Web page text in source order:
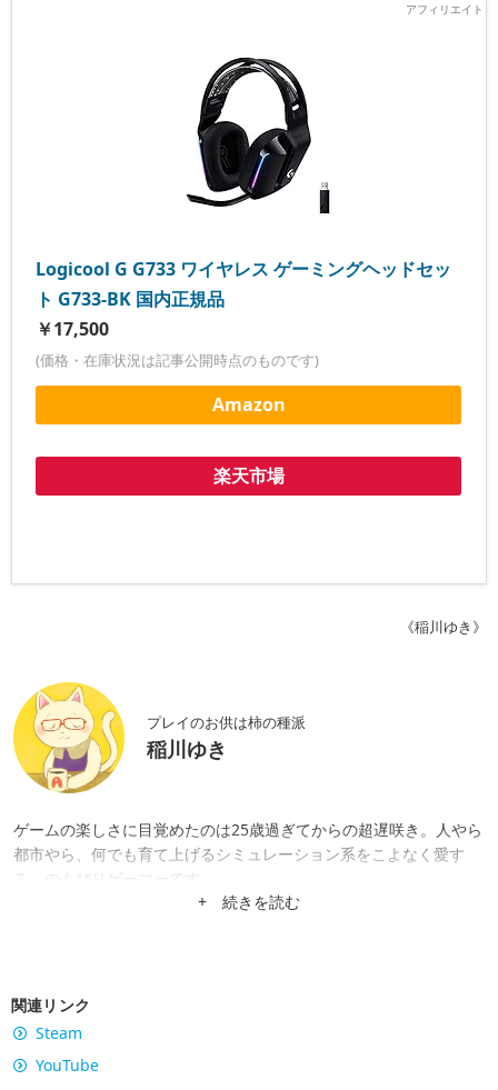
Logicool G G733 ワイヤレス ゲーミングヘッドセッ
ト G733-BK 国内正規品
￥17,500
(価格・在庫状況は記事公開時点のものです)
Amazon
楽天市場
《稲川ゆき》
プレイのお供は柿の種派
稲川ゆき
ゲームの楽しさに目覚めたのは25歳過ぎてからの超遅咲き。人やら
都市やら、何でも育て上げるシミュレーション系をこよなく愛す
る、のんびりゲーマーです。
+ 続きを読む
関連リンク
Steam
YouTube